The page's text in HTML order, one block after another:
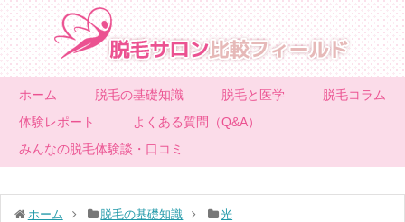
ホーム 脱毛の基礎知識 脱毛と医学
脱毛コラム
体験レポート
よくある質問（Q&A）
みんなの脱毛体験談・口コミ
ホーム 脱毛の基礎知識 光